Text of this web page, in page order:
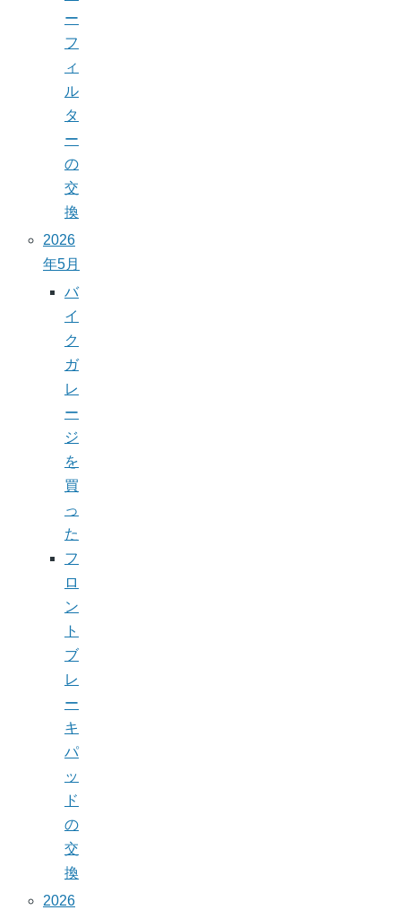
ー
フ
ィ
ル
タ
ー
の
交
換
2026
年5月
バ
イ
ク
ガ
レ
ー
ジ
を
買
っ
た
フ
ロ
ン
ト
ブ
レ
ー
キ
パ
ッ
ド
の
交
換
2026